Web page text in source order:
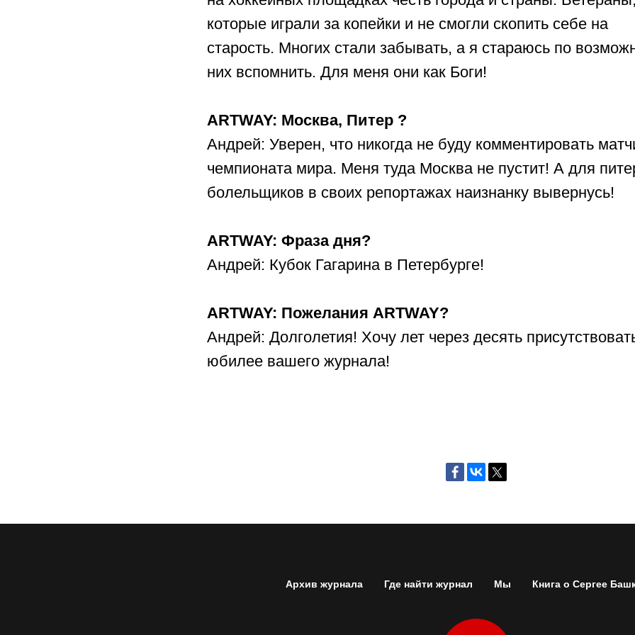
которые играли за копейки и не смогли скопить себе на
старость. Многих стали забывать, а я стараюсь по
них вспомнить. Для меня они как Боги!
ARTWAY: Москва, Питер ?
Андрей: Уверен, что никогда не буду комментировать
чемпионата мира. Меня туда Москва не пустит! А для
болельщиков в своих репортажах наизнанку вывернусь!
ARTWAY: Фраза дня?
Андрей: Кубок Гагарина в Петербурге!
ARTWAY: Пожелания ARTWAY?
Андрей: Долголетия! Хочу лет через десять
юбилее вашего журнала!
Архив журнала Где найти журнал Мы Книга о Сергее